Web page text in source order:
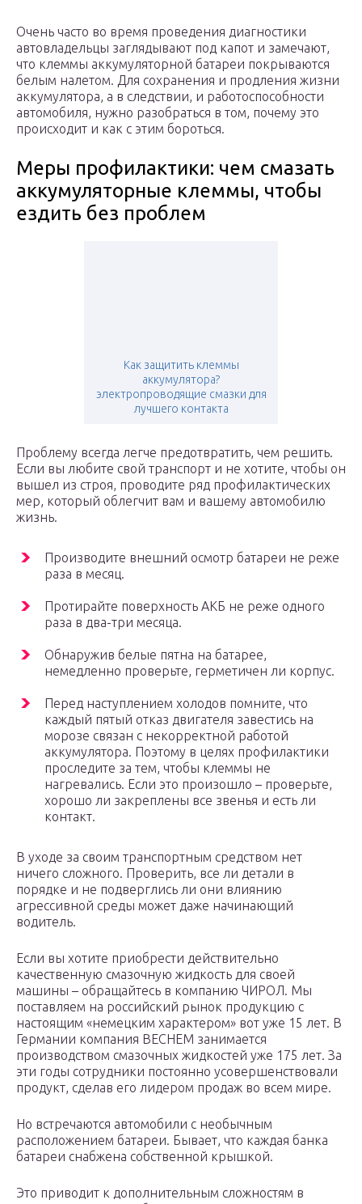
Очень часто во время проведения диагностики
автовладельцы заглядывают под капот и замечают,
что клеммы аккумуляторной батареи покрываются
белым налетом. Для сохранения и продления жизни
аккумулятора, а в следствии, и работоспособности
автомобиля, нужно разобраться в том, почему это
происходит и как с этим бороться.
Меры профилактики: чем смазать
аккумуляторные клеммы, чтобы
ездить без проблем
Как защитить клеммы
аккумулятора?
электропроводящие смазки для
лучшего контакта
Проблему всегда легче предотвратить, чем решить.
Если вы любите свой транспорт и не хотите, чтобы он
вышел из строя, проводите ряд профилактических
мер, который облегчит вам и вашему автомобилю
жизнь.
Производите внешний осмотр батареи не реже
раза в месяц.
Протирайте поверхность АКБ не реже одного
раза в два-три месяца.
Обнаружив белые пятна на батарее,
немедленно проверьте, герметичен ли корпус.
Перед наступлением холодов помните, что
каждый пятый отказ двигателя завестись на
морозе связан с некорректной работой
аккумулятора. Поэтому в целях профилактики
проследите за тем, чтобы клеммы не
нагревались. Если это произошло – проверьте,
хорошо ли закреплены все звенья и есть ли
контакт.
В уходе за своим транспортным средством нет
ничего сложного. Проверить, все ли детали в
порядке и не подверглись ли они влиянию
агрессивной среды может даже начинающий
водитель.
Если вы хотите приобрести действительно
качественную смазочную жидкость для своей
машины – обращайтесь в компанию ЧИРОЛ. Мы
поставляем на российский рынок продукцию с
настоящим «немецким характером» вот уже 15 лет. В
Германии компания BECHEM занимается
производством смазочных жидкостей уже 175 лет. За
эти годы сотрудники постоянно усовершенствовали
продукт, сделав его лидером продаж во всем мире.
Но встречаются автомобили с необычным
расположением батареи. Бывает, что каждая банка
батареи снабжена собственной крышкой.
Это приводит к дополнительным сложностям в